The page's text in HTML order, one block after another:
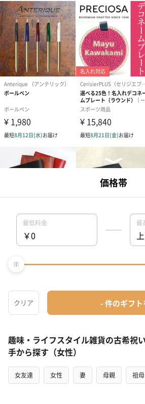
1 2
趣味・ライフスタイル雑貨の古希祝
手から探す（女性）
女友達 女性 妻 母親 祖母